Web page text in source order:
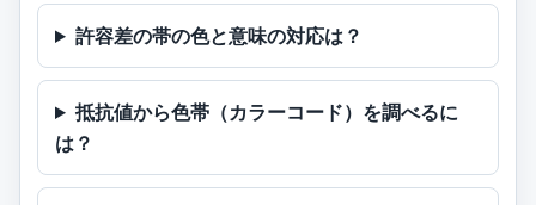
許容差の帯の色と意味の対応は？
抵抗値から色帯（カラーコード）を調べるに
は？